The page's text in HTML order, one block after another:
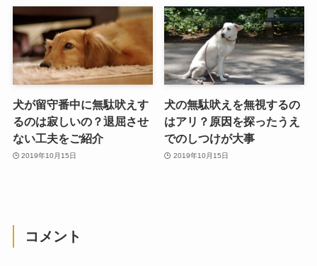
犬が留守番中に無駄吠えす
るのは寂しいの？退屈させ
ない工夫をご紹介
2019年10月15日
犬の無駄吠えを無視するの
はアリ？原因を探ったうえ
でのしつけが大事
2019年10月15日
コメント